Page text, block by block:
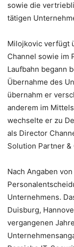
sowie die
tätigen
Milojkovic verfügt
Channel sowie im
Laufbahn begann
Übernahme des
übernahm er
anderem im
wechselte er zu
als Director
Solution Partner
Nach Angaben
Unternehmens.
Duisburg,
vergangenen